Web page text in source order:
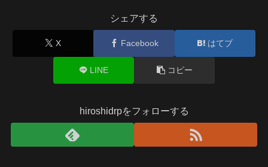
シェアする
X Facebook はてブ
LINE コピー
hiroshidrpをフォローする